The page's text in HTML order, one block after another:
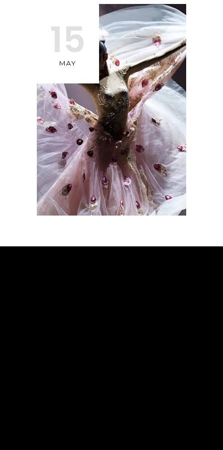
15
MAY